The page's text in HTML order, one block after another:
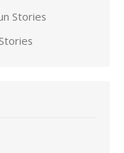
Stories